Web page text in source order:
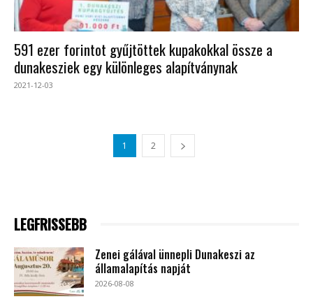
591 ezer forintot gyűjtöttek kupakokkal össze a
dunakesziek egy különleges alapítványnak
2021-12-03
1 2
LEGFRISSEBB
Zenei gálával ünnepli Dunakeszi az
államalapítás napját
2026-08-08